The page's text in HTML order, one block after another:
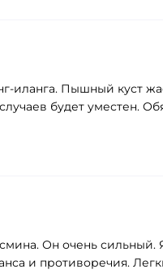
иланга. Пышный куст
будет уместен.
Он очень сильный.
и противоречия.